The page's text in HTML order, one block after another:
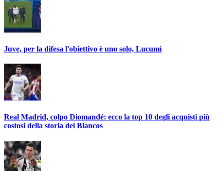
Juve, per la difesa l'obiettivo è uno solo, Lucumì
Real Madrid, colpo Diomandé: ecco la top 10 degli acquisti più
costosi della storia dei Blancos